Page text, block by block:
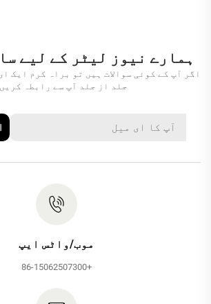
ہمارے نیوز لیٹر کے لیے
اگر آپ کے کوئی سوالات ہیں تو براہ کرم ایک
جلد از جلد آپ سے رابطہ
موب/واٹس ایپ
+86-15062507300